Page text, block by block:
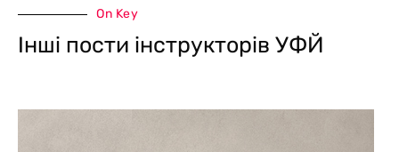
On Key
Інші пости інструкторів УФЙ